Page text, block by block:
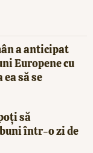
a anticipat
Europene cu
să se
să
într-o zi de